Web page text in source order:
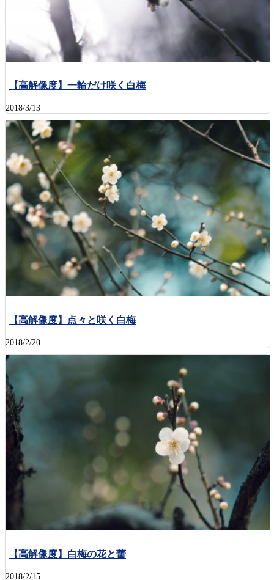
【高解像度】一輪だけ咲く白梅
2018/3/13
【高解像度】点々と咲く白梅
2018/2/20
【高解像度】白梅の花と蕾
2018/2/15